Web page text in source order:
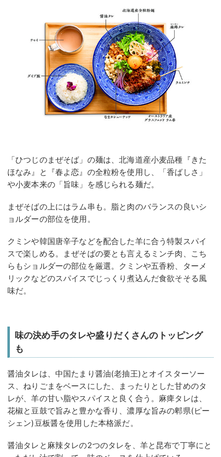
「ひつじのまぜそば」の麺は、北海道産小麦品種『きた
ほなみ』と『春よ恋』の全粒粉を使用し、「香ばしさ」
や小麦本来の「旨味」を感じられる麺だ。
まぜそばの上にはラム串も。脂と肉のバランスの良いシ
ョルダーの部位を使用。
クミンや韓国唐辛子などを配合した羊に合う特製スパイ
スで楽しめる。まぜそばの要とも言えるミンチ肉、こち
らもショルダーの部位を厳選。クミンや五香粉、ターメ
リックなどのスパイスでじっくり煮込んだ食欲そそる風
味だ。
味の決め手のタレや盛りだくさんのトッピング
も
醤油タレは、中国たまり醤油(老抽王)とオイスターソー
ス、ねりごまをベースにした、まったりとした甘めのタ
レが、羊の甘い脂やスパイスと良く合う。麻痺タレは、
花椒と豆鼓で旨みと豊かな香り、濃厚な旨みの郫県(ピー
シェン)豆板醤を使用した本格派だ。
醤油タレと麻辣タレの2つのタレを、羊と昆布で丁寧にと